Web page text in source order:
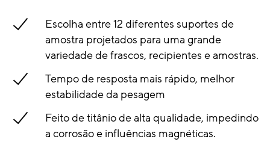
Escolha entre 12 diferentes suportes de
amostra projetados para uma grande
variedade de frascos, recipientes e amostras.
Tempo de resposta mais rápido, melhor
estabilidade da pesagem
Feito de titânio de alta qualidade, impedindo
a corrosão e influências magnéticas.